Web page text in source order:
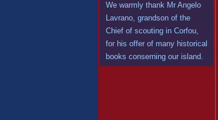
We warmly thank Mr Angelo
Lavrano, grandson of the
Chief of scouting in Corfou,
for his offer of many historical
books conserning our island.